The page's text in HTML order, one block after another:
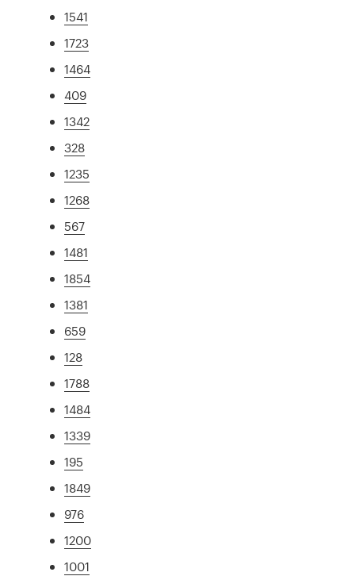
1541
1723
1464
409
1342
328
1235
1268
567
1481
1854
1381
659
128
1788
1484
1339
195
1849
976
1200
1001